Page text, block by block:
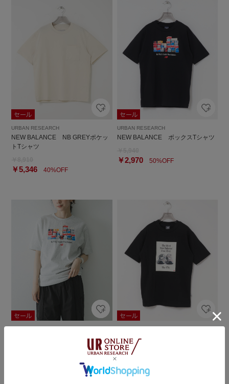
URBAN RESEARCH
NEW BALANCE NB GREYポケッ
トTシャツ
￥5,346 40%OFF
URBAN RESEARCH
NEW BALANCE ボックスTシャツ
￥2,97050%OFF
NEW BALANCE ボックスTシャツ
NEW BALANCE 574広告Tシャツ
￥5,940